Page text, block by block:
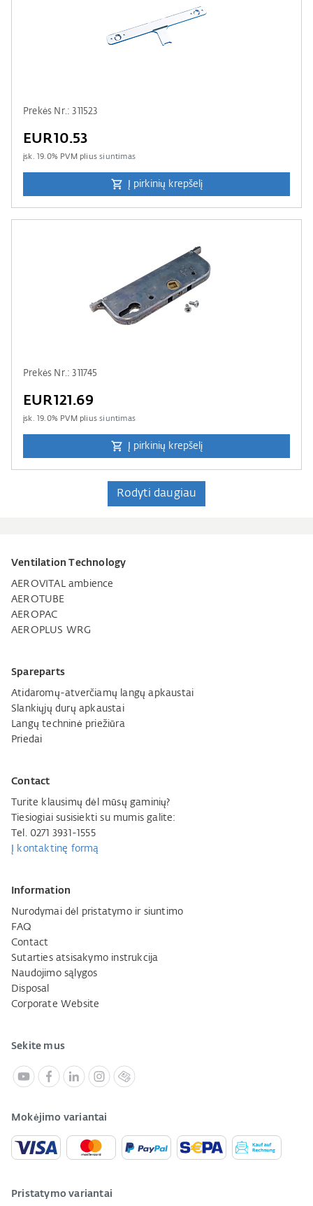
Prekės Nr.: 311523
EUR10.53
įsk. 19.0% PVM pliussiuntimas
Į pirkinių krepšelį
Prekės Nr.: 311745
EUR121.69
įsk. 19.0% PVM pliussiuntimas
Į pirkinių krepšelį
Rodyti daugiau
Ventilation Technology
AEROVITAL ambience
AEROTUBE
AEROPAC
AEROPLUS WRG
Spareparts
Atidaromų-atverčiamų langų apkaustai
Slankiųjų durų apkaustai
Langų techninė priežiūra
Priedai
Contact
Turite klausimų dėl mūsų gaminių?
Tiesiogiai susisiekti su mumis galite:
Tel. 0271 3931-1555
Į kontaktinę formą
Information
Nurodymai dėl pristatymo ir siuntimo
FAQ
Contact
Sutarties atsisakymo instrukcija
Naudojimo sąlygos
Disposal
Corporate Website
Sekite mus
Mokėjimo variantai
Pristatymo variantai